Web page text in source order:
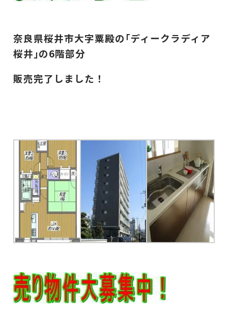
奈良県桜井市大字粟殿の｢ディークラディア
桜井｣の6階部分
販売完了しました！